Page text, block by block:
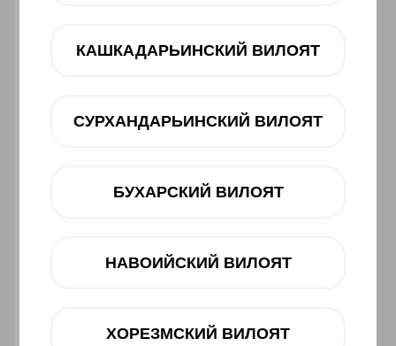
Muddatli to‘lov
Mavjudligini tekshiring
Savatga
КАШКАДАРЬИНСКИЙ ВИЛОЯТ
СУРХАНДАРЬИНСКИЙ ВИЛОЯТ
БУХАРСКИЙ ВИЛОЯТ
НАВОИЙСКИЙ ВИЛОЯТ
ХОРЕЗМСКИЙ ВИЛОЯТ